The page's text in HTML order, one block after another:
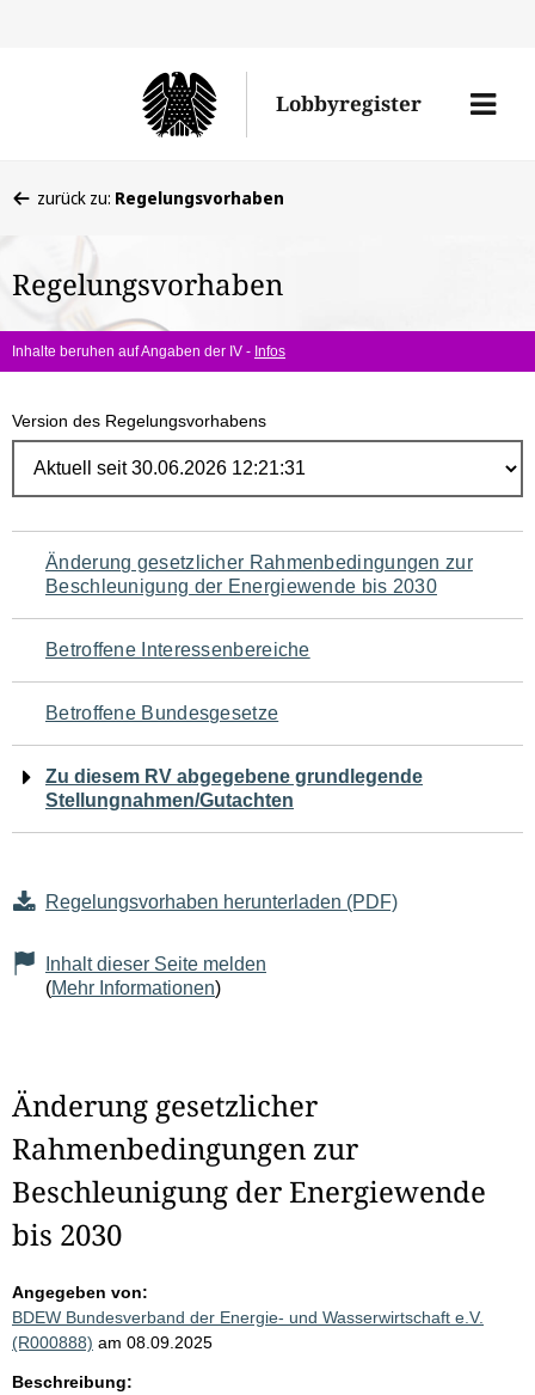
Lobbyregister
Menü
befinden
hier:
zurück zu: Regelungsvorhaben
Regelungsvorhaben
Inhalte beruhen auf Angaben der IV - Infos
Version des Regelungsvorhabens
Navigation
für
den
Seiteninhalt
Änderung gesetzlicher Rahmenbedingungen zur
Beschleunigung der Energiewende bis 2030
Betroffene Interessenbereiche
Betroffene Bundesgesetze
Zu diesem RV abgegebene grundlegende
Stellungnahmen/Gutachten
Regelungsvorhaben herunterladen (PDF)
Inhalt dieser Seite melden
(Mehr Informationen)
Änderung gesetzlicher
Rahmenbedingungen zur
Beschleunigung der Energiewende
bis 2030
Angegeben von:
BDEW Bundesverband der Energie- und Wasserwirtschaft e.V.
(R000888) am 08.09.2025
Beschreibung: